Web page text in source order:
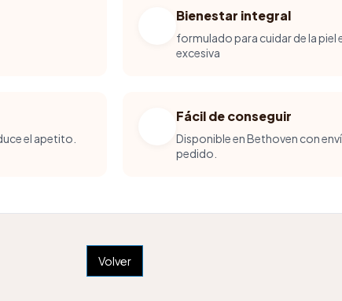
Bienestar integral
formulado para cuidar de la piel
excesiva
el apetito.
Fácil de conseguir
Disponible en Bethoven con
pedido.
Volver